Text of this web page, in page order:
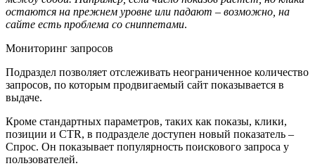
остаются на прежнем уровне или падают – возможно, на
сайте есть проблема со сниппетами.
Мониторинг запросов
Подраздел позволяет отслеживать неограниченное количество
запросов, по которым продвигаемый сайт показывается в
выдаче.
Кроме стандартных параметров, таких как показы, клики,
позиции и CTR, в подразделе доступен новый показатель –
Спрос. Он показывает популярность поискового запроса у
пользователей.